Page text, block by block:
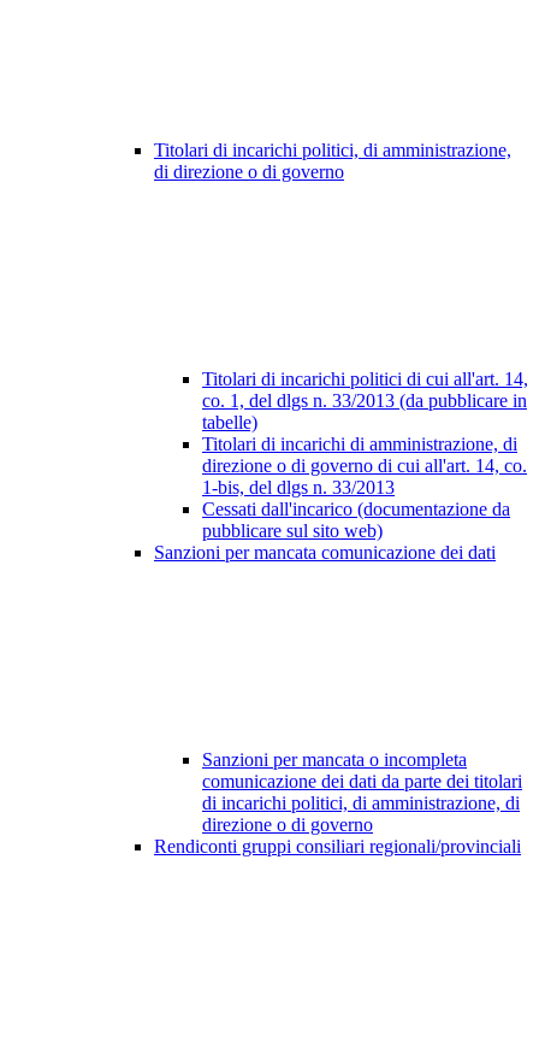
Titolari di incarichi politici, di amministrazione,
di direzione o di governo
Titolari di incarichi politici di cui all'art. 14,
co. 1, del dlgs n. 33/2013 (da pubblicare in
tabelle)
Titolari di incarichi di amministrazione, di
direzione o di governo di cui all'art. 14, co.
1-bis, del dlgs n. 33/2013
Cessati dall'incarico (documentazione da
pubblicare sul sito web)
Sanzioni per mancata comunicazione dei dati
Sanzioni per mancata o incompleta
comunicazione dei dati da parte dei titolari
di incarichi politici, di amministrazione, di
direzione o di governo
Rendiconti gruppi consiliari regionali/provinciali